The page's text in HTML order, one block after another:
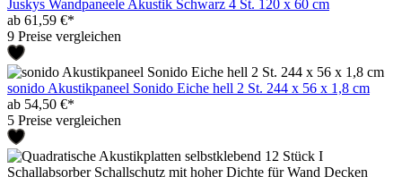
Juskys Wandpaneele Akustik Schwarz 4 St. 120 x 60 cm
ab 61,59 €*
9 Preise vergleichen
sonido Akustikpaneel Sonido Eiche hell 2 St. 244 x 56 x 1,8 cm
ab 54,50 €*
5 Preise vergleichen